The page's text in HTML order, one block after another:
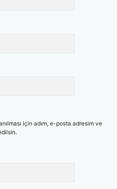
için adım, e-posta adresim ve